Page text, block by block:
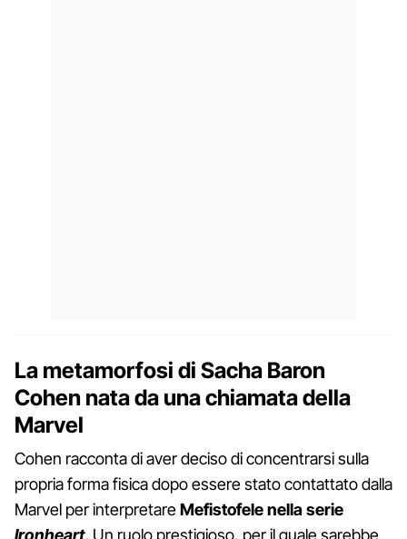
La metamorfosi di Sacha Baron
Cohen nata da una chiamata della
Marvel
Cohen racconta di aver deciso di concentrarsi sulla
propria forma fisica dopo essere stato contattato dalla
Marvel per interpretareMefistofele nella serie
Ironheart. Un ruolo prestigioso, per il quale sarebbe